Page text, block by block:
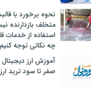
نحوه برخورد با
متخلف بازدارنده
استفاده از خدمات
چه نکاتی توجه کنیم
آموزش ارز
صفر تا سود ترید